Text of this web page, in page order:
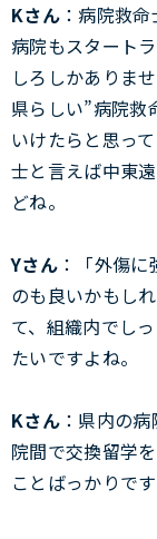
Kさん：病院救
病院もスタート
しろしかありま
県らしい”病院救
いけたらと思っ
士と言えば中東
どね。
Yさん：「外傷に
のも良いかもし
て、組織内でし
たいですよね。
Kさん：県内の
院間で交換留学
ことばっかりです